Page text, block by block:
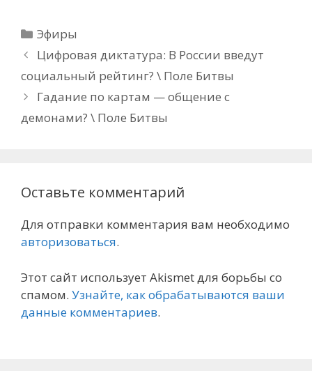
Рубрики
Эфиры
Цифровая диктатура: В России введут
социальный рейтинг? \ Поле Битвы
Гадание по картам — общение с
демонами? \ Поле Битвы
Оставьте комментарий
Для отправки комментария вам необходимо
авторизоваться.
Этот сайт использует Akismet для борьбы со
спамом. Узнайте, как обрабатываются ваши
данные комментариев.